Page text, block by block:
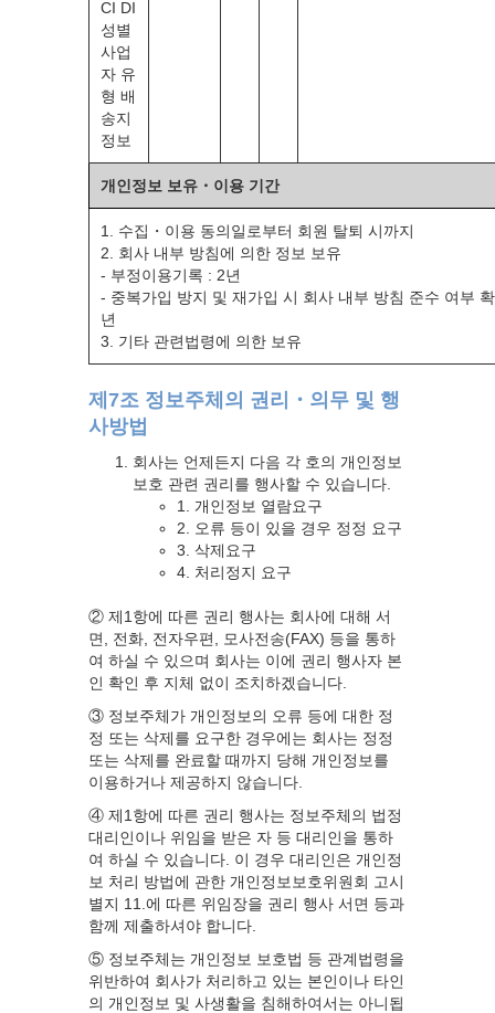
CI DI
성별
사업
자 유
형 배
송지
정보
개인정보 보유・이용 기간
1. 수집・이용 동의일로부터 회원 탈퇴 시까지
2. 회사 내부 방침에 의한 정보 보유
- 부정이용기록 : 2년
- 중복가입 방지 및 재가입 시 회사 내부 방침 준수 여부
년
3. 기타 관련법령에 의한 보유
제7조 정보주체의 권리・의무 및 행
사방법
회사는 언제든지 다음 각 호의 개인정보
보호 관련 권리를 행사할 수 있습니다.
1. 개인정보 열람요구
2. 오류 등이 있을 경우 정정 요구
3. 삭제요구
4. 처리정지 요구
② 제1항에 따른 권리 행사는 회사에 대해 서
면, 전화, 전자우편, 모사전송(FAX) 등을 통하
여 하실 수 있으며 회사는 이에 권리 행사자 본
인 확인 후 지체 없이 조치하겠습니다.
③ 정보주체가 개인정보의 오류 등에 대한 정
정 또는 삭제를 요구한 경우에는 회사는 정정
또는 삭제를 완료할 때까지 당해 개인정보를
이용하거나 제공하지 않습니다.
④ 제1항에 따른 권리 행사는 정보주체의 법정
대리인이나 위임을 받은 자 등 대리인을 통하
여 하실 수 있습니다. 이 경우 대리인은 개인정
보 처리 방법에 관한 개인정보보호위원회 고시
별지 11.에 따른 위임장을 권리 행사 서면 등과
함께 제출하셔야 합니다.
⑤ 정보주체는 개인정보 보호법 등 관계법령을
위반하여 회사가 처리하고 있는 본인이나 타인
의 개인정보 및 사생활을 침해하여서는 아니됩